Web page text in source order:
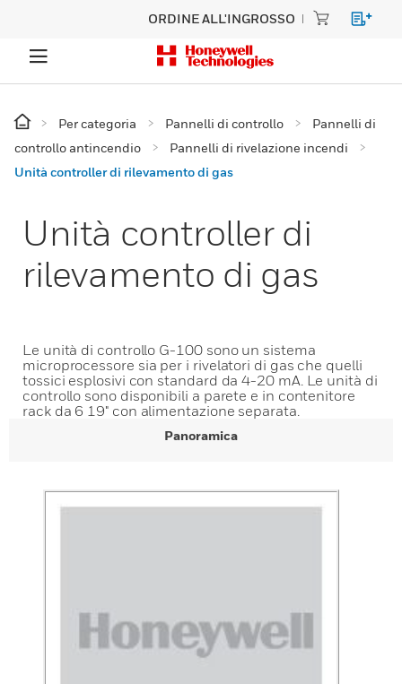
ORDINE ALL'INGROSSO
Per categoria Pannelli di controllo
Pannelli di
controllo antincendio
Pannelli di rivelazione incendi
Unità controller di rilevamento di gas
Unità controller di
rilevamento di gas
Le unità di controllo G-100 sono un sistema
microprocessore sia per i rivelatori di gas che quelli
tossici esplosivi con standard da 4-20 mA. Le unità di
controllo sono disponibili a parete e in contenitore
rack da 6 19" con alimentazione separata.
Panoramica